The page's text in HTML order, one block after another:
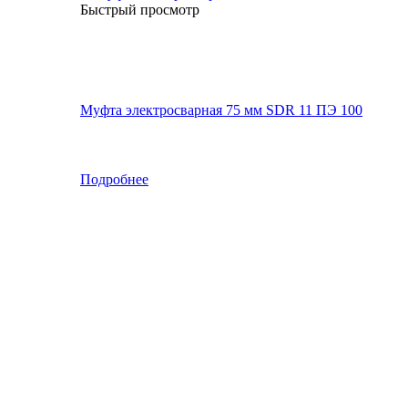
Быстрый просмотр
Муфта электросварная 75 мм SDR 11 ПЭ 100
Подробнее